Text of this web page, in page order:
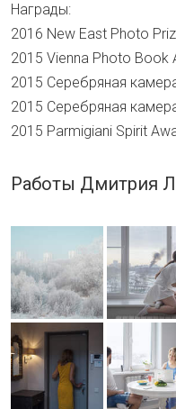
Награды:
2016 New East Photo
2015 Vienna Photo Book
2015 Серебряная
2015 Серебряная
2015 Parmigiani Spirit
Работы Дмитрия